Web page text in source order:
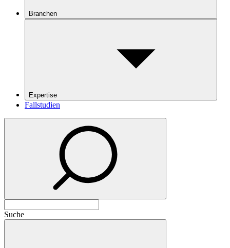
Branchen
Expertise
Fallstudien
Suche